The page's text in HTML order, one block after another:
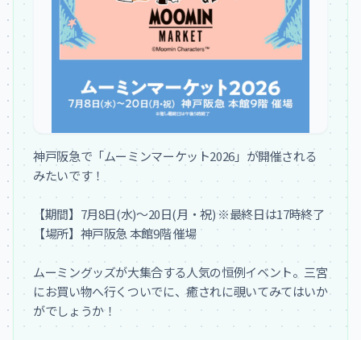
神戸阪急で「ムーミンマーケット2026」が開催される
みたいです！
【期間】7月8日(水)～20日(月・祝) ※最終日は17時終了
【場所】神戸阪急 本館9階 催場
ムーミングッズが大集合する人気の恒例イベント。三宮
にお買い物へ行くついでに、癒されに覗いてみてはいか
がでしょうか！